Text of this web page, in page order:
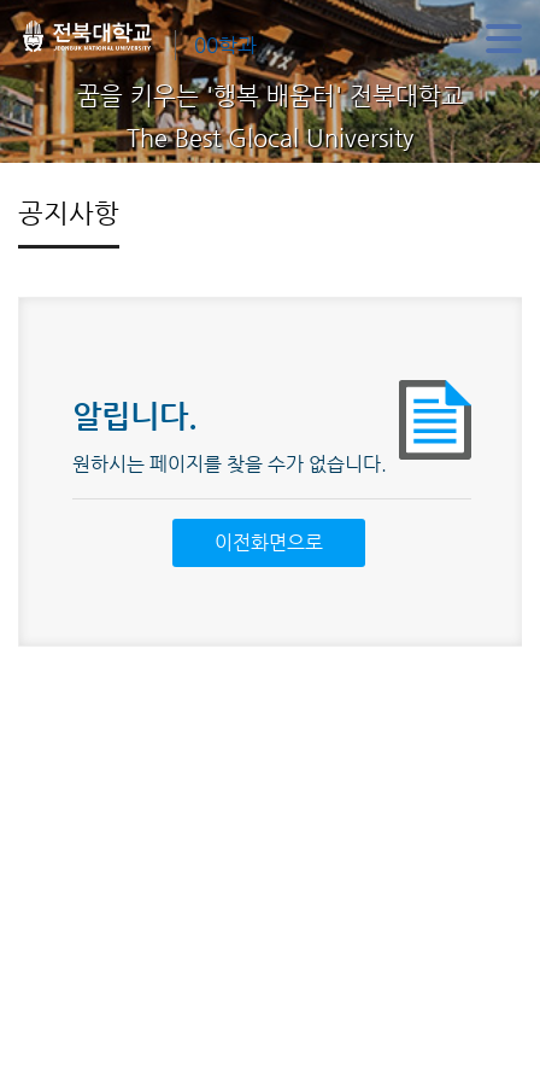
00학과
꿈을 키우는 '행복 배움터' 전북대학교
The Best Glocal University
공지사항
알립니다.
원하시는 페이지를 찾을 수가 없습니다.